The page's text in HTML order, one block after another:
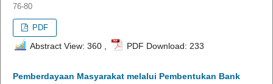
76-80
PDF
Abstract View: 360 , PDF Download: 233
Pemberdayaan Masyarakat melalui Pembentukan Bank